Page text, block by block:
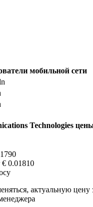
мобильной сети
Technologies
€ 0.01810
актуальную цену